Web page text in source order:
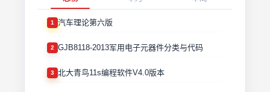
1 汽车理论第六版
2 GJB8118-2013军用电子元器件分类与代码
3 北大青鸟11s编程软件V4.0版本